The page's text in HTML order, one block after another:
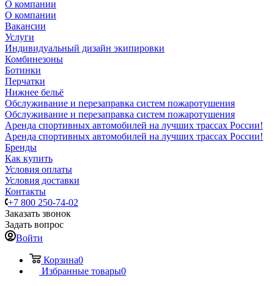
О компании
О компании
Вакансии
Услуги
Индивидуальный дизайн экипировки
Комбинезоны
Ботинки
Перчатки
Нижнее бельё
Обслуживание и перезаправка систем пожаротушения
Обслуживание и перезаправка систем пожаротушения
Аренда спортивных автомобилей на лучших трассах России!
Аренда спортивных автомобилей на лучших трассах России!
Бренды
Как купить
Условия оплаты
Условия доставки
Контакты
+7 800 250-74-02
Заказать звонок
Задать вопрос
Войти
Корзина0
Избранные товары0